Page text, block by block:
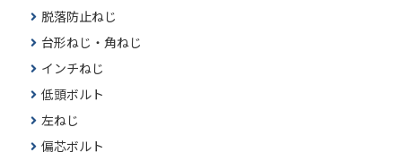
脱落防止ねじ
台形ねじ・角ねじ
インチねじ
低頭ボルト
左ねじ
偏芯ボルト